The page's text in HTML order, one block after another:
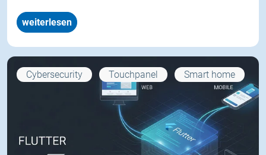
weiterlesen
Cybersecurity Touchpanel Smart home